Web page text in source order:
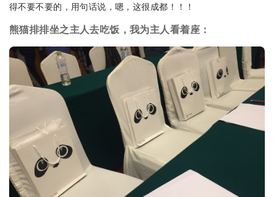
得不要不要的，用句话说，嗯，这很成都！！！
熊猫排排坐之主人去吃饭，我为主人看着座：